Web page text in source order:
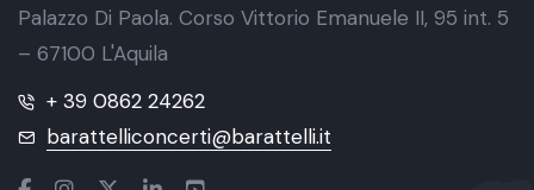
Palazzo Di Paola. Corso Vittorio Emanuele II, 95 int. 5
– 67100 L'Aquila
+ 39 0862 24262
barattelliconcerti@barattelli.it